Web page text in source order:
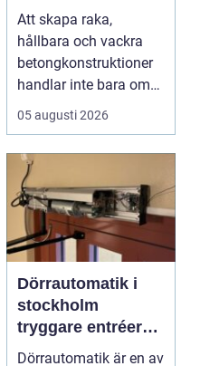
precisa
konstruktioner
Att skapa raka,
hållbara och vackra
betongkonstruktioner
handlar inte bara om
rätt betongrecept elle...
05 augusti 2026
Dörrautomatik i
stockholm
tryggare entréer
och bättre
Dörrautomatik är en av